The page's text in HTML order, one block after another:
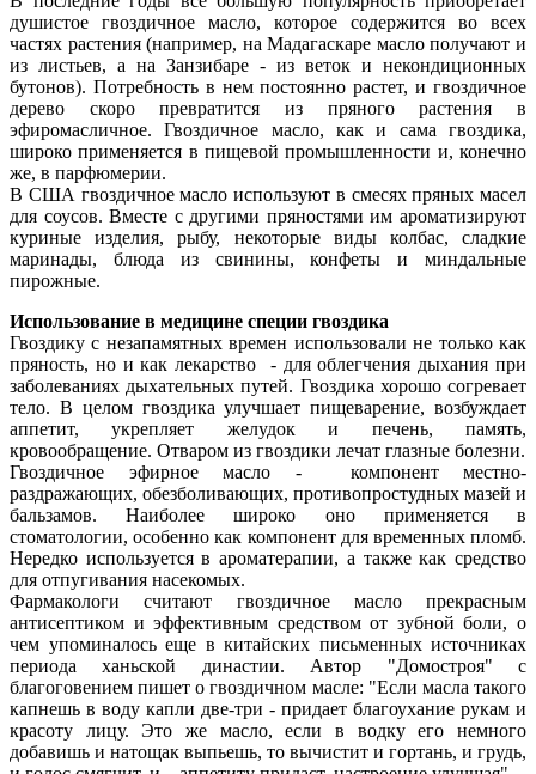
душистое гвоздичное масло, которое содержится во всех
частях растения (например, на Мадагаскаре масло получают и
из листьев, а на Занзибаре - из веток и некондиционных
бутонов). Потребность в нем постоянно растет, и гвоздичное
дерево скоро превратится из пряного растения в
эфиромасличное. Гвоздичное масло, как и сама гвоздика,
широко применяется в пищевой промышленности и, конечно
же, в парфюмерии.
В США гвоздичное масло используют в смесях пряных масел
для соусов. Вместе с другими пряностями им ароматизируют
куриные изделия, рыбу, некоторые виды колбас, сладкие
маринады, блюда из свинины, конфеты и миндальные
пирожные.
Использование в медицине специи гвоздика
Гвоздику с незапамятных времен использовали не только как
пряность, но и как лекарство - для облегчения дыхания при
заболеваниях дыхательных путей. Гвоздика хорошо согревает
тело. В целом гвоздика улучшает пищеварение, возбуждает
аппетит, укрепляет желудок и печень, память,
кровообращение. Отваром из гвоздики лечат глазные болезни.
Гвоздичное эфирное масло - компонент местно-
раздражающих, обезболивающих, противопростудных мазей и
бальзамов. Наиболее широко оно применяется в
стоматологии, особенно как компонент для временных пломб.
Нередко используется в ароматерапии, а также как средство
для отпугивания насекомых.
Фармакологи считают гвоздичное масло прекрасным
антисептиком и эффективным средством от зубной боли, о
чем упоминалось еще в китайских письменных источниках
периода ханьской династии. Автор "Домостроя" с
благоговением пишет о гвоздичном масле: "Если масла такого
капнешь в воду капли две-три - придает благоухание рукам и
красоту лицу. Это же масло, если в водку его немного
добавишь и натощак выпьешь, то вычистит и гортань, и грудь,